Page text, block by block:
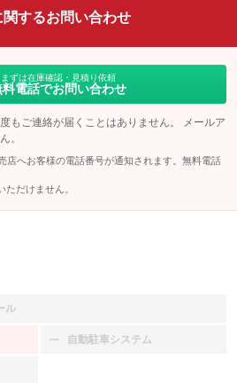
関するお問い合わせ
まずは在庫確認・見積り依頼
料電話でお問い合わせ
もご連絡が届くことはありません。 メールア
。
店へお客様の電話番号が通知されます。無料電話
だけません。
ル
自動駐車システム
：装備なし